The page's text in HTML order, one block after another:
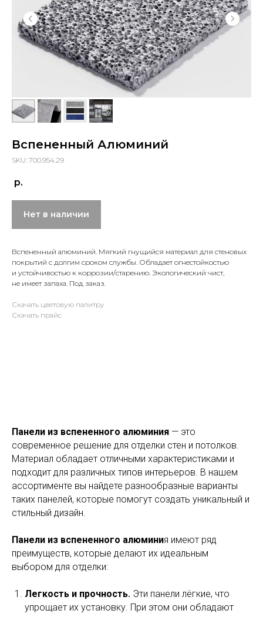
Вспененный Алюминий
SKU: 700.954.29
р.
Нет в наличии
Вспененный алюминий. Мягкий гнущийся материал для стеновых
покрытий с долгим сроком службы. Обладает огнестойкостью
и устойчивостью к коррозии/старению. Экологический чист,
не имеет запаха. Под заказ.
Скачать цветовую палитру
Скачать прайс
Панели из вспененного алюминия — это
современное решение для отделки стен и потолков.
Материал обладает отличными характеристиками и
подходит для различных типов интерьеров. В нашем
ассортименте вы найдете разнообразные варианты
таких панелей, которые помогут создать уникальный и
стильный дизайн.
Панели из вспененного алюминия имеют ряд
преимуществ, которые делают их идеальным
выбором для отделки:
Легкость и прочность. Эти панели лёгкие, что
упрощает их установку. При этом они обладают